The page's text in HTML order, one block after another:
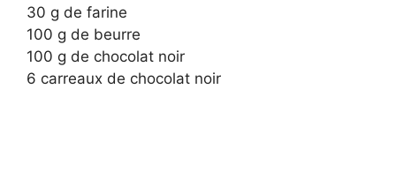
30 g de farine
100 g de beurre
100 g de chocolat noir
6 carreaux de chocolat noir